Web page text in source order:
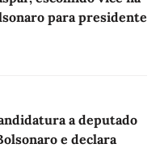
para presidente
a deputado
e declara